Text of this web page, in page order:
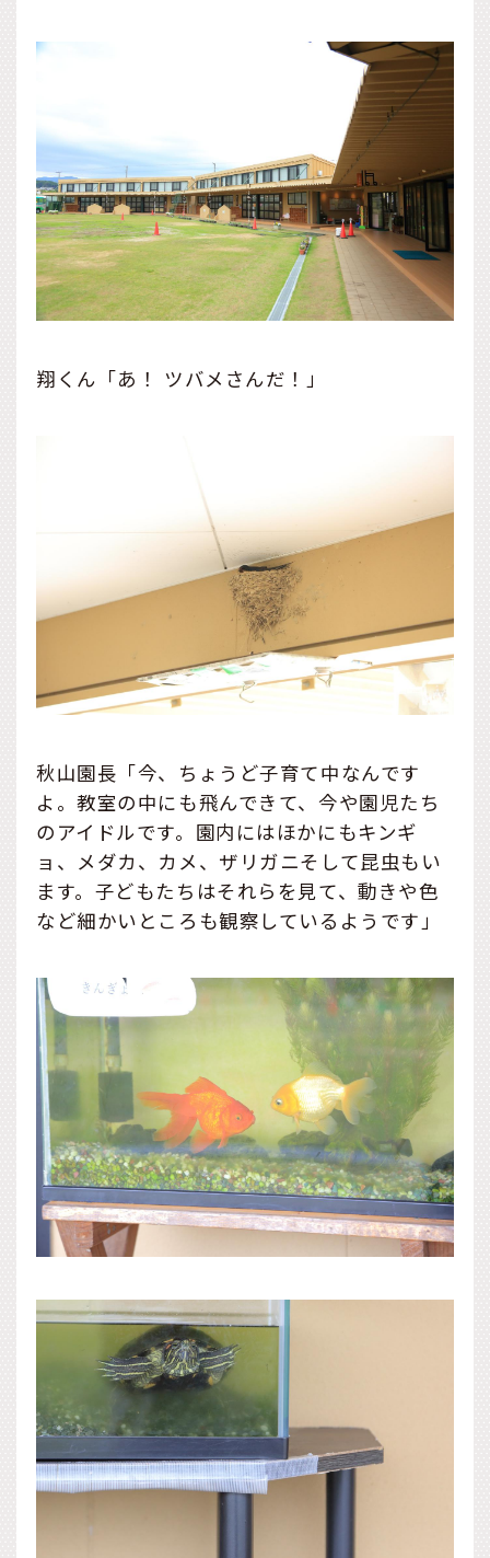
翔くん「あ！ ツバメさんだ！」
秋山園長「今、ちょうど子育て中なんです
よ。教室の中にも飛んできて、今や園児たち
のアイドルです。園内にはほかにもキンギ
ョ、メダカ、カメ、ザリガニそして昆虫もい
ます。子どもたちはそれらを見て、動きや色
など細かいところも観察しているようです」